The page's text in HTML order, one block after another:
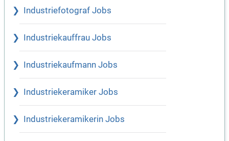
Industriefotograf Jobs
Industriekauffrau Jobs
Industriekaufmann Jobs
Industriekeramiker Jobs
Industriekeramikerin Jobs